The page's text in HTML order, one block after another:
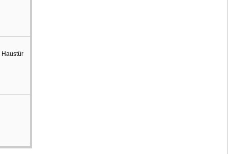
Haustür